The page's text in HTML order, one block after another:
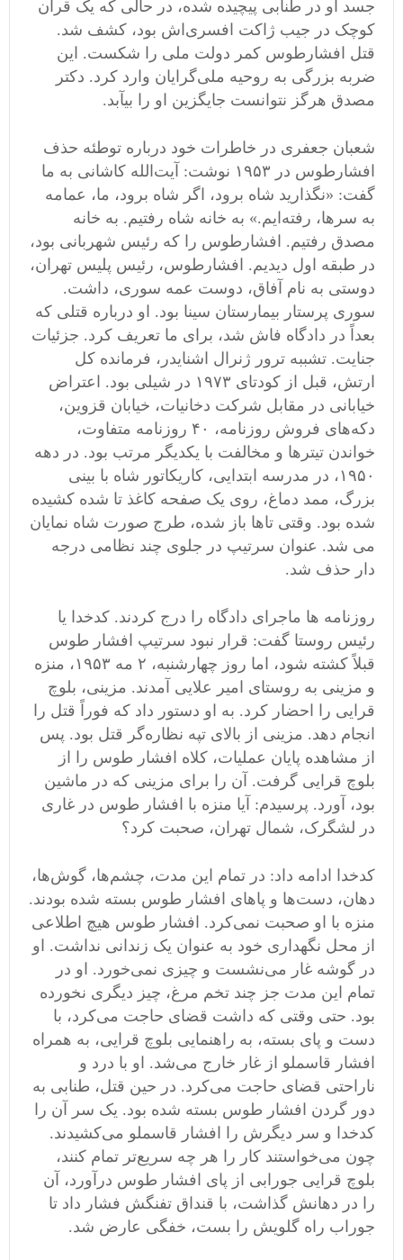
جسد او در طنابی پیچیده شده، در حالی که یک قرآن
کوچک در جیب ژاکت افسری‌اش بود، کشف شد.
قتل افشارطوس کمر دولت ملی را شکست. این
ضربه بزرگی به روحیه ملی‌گرایان وارد کرد. دکتر
مصدق هرگز نتوانست جایگزین او را بيآبد.
شعبان جعفری در خاطرات خود درباره توطئه حذف
افشارطوس در ۱۹۵۳ نوشت: آیت‌الله کاشانی به ما
گفت: «نگذارید شاه برود، اگر شاه برود، ما، عمامه
به سرها، رفته‌ایم.» به خانه شاه رفتیم. به خانه
مصدق رفتیم. افشارطوس را که رئیس شهربانی بود،
در طبقه اول دیدیم. افشارطوس، رئیس پلیس تهران،
دوستی به نام آفاق، دوست عمه سوری، داشت.
سوری پرستار بیمارستان سینا بود. او درباره قتلی که
بعداً در دادگاه فاش شد، برای ما تعریف کرد. جزئیات
جنایت. تشببه ترور ژنرال اشنایدر، فرمانده کل
ارتش، قبل از کودتای ۱۹۷۳ در شیلی بود. اعتراض
خیابانی در مقابل شرکت دخانیات، خیابان قزوین،
دکه‌های فروش روزنامه‌، ۴۰ روزنامه متفاوت،
خواندن تیترها و مخالفت با یکدیگر مرتب بود. در دهه
۱۹۵۰، در مدرسه ابتدایی، کاریکاتور شاه با بینی
بزرگ، ممد دماغ، روی یک صفحه کاغذ تا شده کشیده
شده بود. وقتی تاها باز شده، طرج صورت شاه نمایان
می شد. عنوان سرتیپ در جلوی چند نظامی درجه
دار حذف شد.
روزنامه ها ماجرای دادگاه را درج کردند. کدخدا یا
رئیس روستا گفت: قرار نبود سرتیپ افشار طوس
قبلاً کشته شود، اما روز چهارشنبه، ۲ مه ۱۹۵۳، منزه
و مزینی به روستای امیر علایی آمدند. مزینی، بلوچ
قرایی را احضار کرد. به او دستور داد که فوراً قتل را
انجام دهد. مزینی از بالای تپه نظاره‌گر قتل بود. پس
از مشاهده پایان عملیات، کلاه افشار طوس را از
بلوچ قرایی گرفت. آن را برای مزینی که در ماشین
بود، آورد. پرسیدم: آیا منزه با افشار طوس در غاری
در لشگرک، شمال تهران، صحبت کرد؟
کدخدا ادامه داد: در تمام این مدت، چشم‌ها، گوش‌ها،
دهان، دست‌ها و پاهای افشار طوس بسته شده بودند.
منزه با او صحبت نمی‌کرد. افشار طوس هیچ اطلاعی
از محل نگهداری خود به عنوان یک زندانی نداشت. او
در گوشه غار می‌نشست و چیزی نمی‌خورد. او در
تمام این مدت جز چند تخم مرغ، چیز دیگری نخورده
بود. حتی وقتی که داشت قضای حاجت می‌کرد، با
دست و پای بسته، به راهنمایی بلوچ قرایی، به همراه
افشار قاسملو از غار خارج می‌شد. او با درد و
ناراحتی قضای حاجت می‌کرد. در حین قتل، طنابی به
دور گردن افشار طوس بسته شده بود. یک سر آن را
کدخدا و سر دیگرش را افشار قاسملو می‌کشیدند.
چون می‌خواستند کار را هر چه سریع‌تر تمام کنند،
بلوچ قرایی جورابی از پای افشار طوس درآورد، آن
را در دهانش گذاشت، با قنداق تفنگش فشار داد تا
جوراب راه گلویش را بست، خفگی عارض شد.